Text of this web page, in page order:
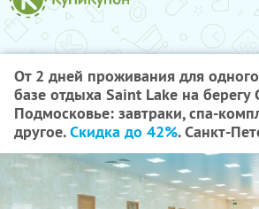
От 2 дней проживания для
базе отдыха Saint Lake на берегу
Подмосковье: завтраки, спа-
другое.Скидка до 42%. Санкт-